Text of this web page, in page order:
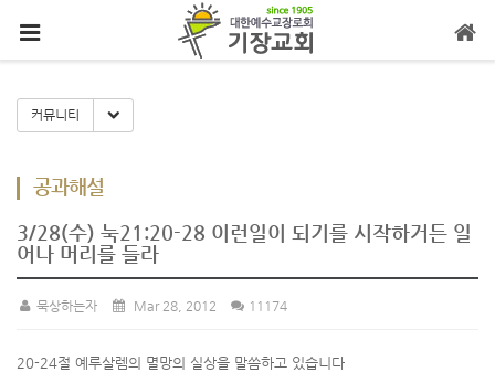
커뮤니티 Toggle Dropdown
공과해설
3/28(수) 눅21:20-28 이런일이 되기를 시작하거든 일
어나 머리를 들라
묵상하는자 Mar 28, 2012 11174
20-24절 예루살렘의 멸망의 실상을 말씀하고 있습니다